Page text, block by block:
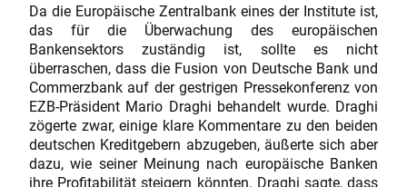
Da die Europäische Zentralbank eines der Institute ist,
das für die Überwachung des europäischen
Bankensektors zuständig ist, sollte es nicht
überraschen, dass die Fusion von Deutsche Bank und
Commerzbank auf der gestrigen Pressekonferenz von
EZB-Präsident Mario Draghi behandelt wurde. Draghi
zögerte zwar, einige klare Kommentare zu den beiden
deutschen Kreditgebern abzugeben, äußerte sich aber
dazu, wie seiner Meinung nach europäische Banken
ihre Profitabilität steigern könnten. Draghi sagte, dass